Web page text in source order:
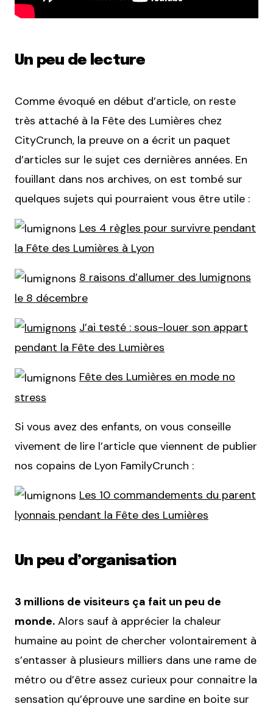
Un peu de lecture
Comme évoqué en début d’article, on reste
très attaché à la Fête des Lumières chez
CityCrunch, la preuve on a écrit un paquet
d’articles sur le sujet ces dernières années. En
fouillant dans nos archives, on est tombé sur
quelques sujets qui pourraient vous être utile :
Les 4 règles pour survivre pendant
la Fête des Lumières à Lyon
8 raisons d’allumer des lumignons
le 8 décembre
J’ai testé : sous-louer son appart
pendant la Fête des Lumières
Fête des Lumières en mode no
stress
Si vous avez des enfants, on vous conseille
vivement de lire l’article que viennent de publier
nos copains de Lyon FamilyCrunch :
Les 10 commandements du parent
lyonnais pendant la Fête des Lumières
Un peu d’organisation
3 millions de visiteurs ça fait un peu de
monde. Alors sauf à apprécier la chaleur
humaine au point de chercher volontairement à
s’entasser à plusieurs milliers dans une rame de
métro ou d’être assez curieux pour connaitre la
sensation qu’éprouve une sardine en boite sur